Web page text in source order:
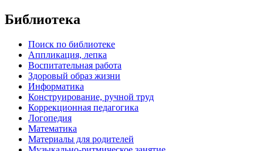
Библиотека
Поиск по библиотеке
Аппликация, лепка
Воспитательная работа
Здоровый образ жизни
Информатика
Конструирование, ручной труд
Коррекционная педагогика
Логопедия
Математика
Материалы для родителей